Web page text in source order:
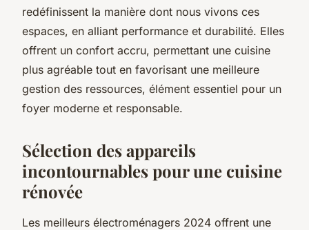
redéfinissent la manière dont nous vivons ces
espaces, en alliant performance et durabilité. Elles
offrent un confort accru, permettant une cuisine
plus agréable tout en favorisant une meilleure
gestion des ressources, élément essentiel pour un
foyer moderne et responsable.
Sélection des appareils
incontournables pour une cuisine
rénovée
Les meilleurs électroménagers 2024 offrent une